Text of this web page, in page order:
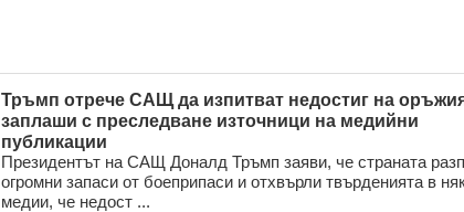
Тръмп отрече САЩ да изпитват недостиг на
заплаши с преследване източници на медийни
публикации
Президентът на САЩ Доналд Тръмп заяви, че страната
огромни запаси от боеприпаси и отхвърли твърденията в
медии, че недост ...